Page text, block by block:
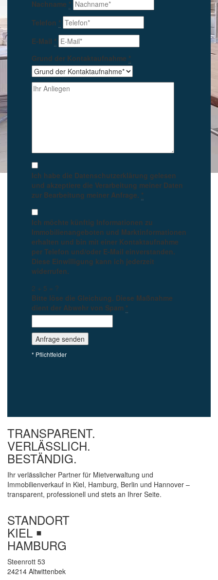
Nachname *
Telefon *
E-Mail *
Grund der Kontaktaufnahme *
Ich habe die Datenschutzerklärung gelesen
und akzeptiere die Verarbeitung meiner Daten
zur Bearbeitung meiner Anfrage. *
Ich möchte künftig Informationen zu
Immobilienangeboten und Marktinformationen
erhalten und bin mit einer Kontaktaufnahme
per Telefon und/oder E-Mail einverstanden.
Diese Einwilligung kann ich jederzeit
widerrufen.
2 + 5 = ?
Bitte löse die Gleichung. Diese Maßnahme
dient der Abwehr von Spam *
* Pflichtfelder
TRANSPARENT.
VERLÄSSLICH.
BESTÄNDIG.
Ihr verlässlicher Partner für Mietverwaltung und
Immobilienverkauf in Kiel, Hamburg, Berlin und Hannover –
transparent, professionell und stets an Ihrer Seite.
STANDORT
KIEL ￭
HAMBURG
Steenrott 53
24214 Altwittenbek